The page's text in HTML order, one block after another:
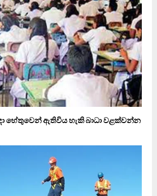
හේතුවෙන් ඇතිවිය හැකි බාධා වළක්වන්න